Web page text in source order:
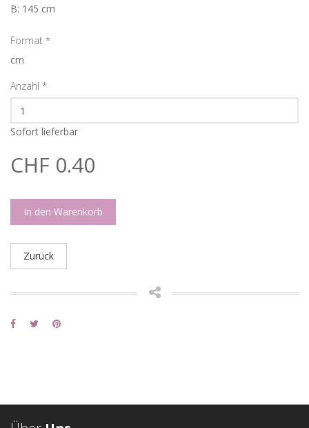
B: 145 cm
Format *
cm
Anzahl *
Sofort lieferbar
CHF 0.40
In den Warenkorb
Zurück